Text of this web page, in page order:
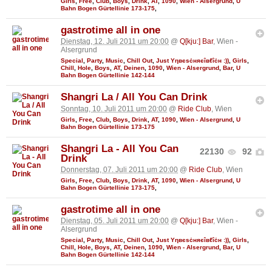
Bahn Bogen Gürtellinie 173-175
gastrotime all in one
Dienstag, 12. Juli 2011 um 20:00 @ Q[kju:] Bar, Wien -
Alsergrund
Special, Party, Music, Chill Out, Just Υηвєѕċняєîвℓîċн :)), Girls,
Chill, Hole, Boys, AT, Deinen, 1090, Wien - Alsergrund, Bar, U
Bahn Bogen Gürtellinie 142-144
Shangri La / All You Can Drink
Sonntag, 10. Juli 2011 um 20:00 @ Ride Club , Wien
Girls Free Club Boys Drink AT, 1090 Wien - Alsergrund U
Bahn Bogen Gürtellinie 173-175
22130 92
Shangri La - All You Can
Drink
Donnerstag, 07. Juli 2011 um 20:00 @ Ride Club, Wien
Girls Free Club Boys Drink AT, 1090 Wien - Alsergrund U
Bahn Bogen Gürtellinie 173-175
gastrotime all in one
Dienstag, 05. Juli 2011 um 20:00 @ Q[kju:] Bar, Wien -
Alsergrund
Special, Party, Music, Chill Out, Just Υηвєѕċняєîвℓîċн :)), Girls,
Chill, Hole, Boys, AT, Deinen, 1090, Wien - Alsergrund, Bar, U
Bahn Bogen Gürtellinie 142-144